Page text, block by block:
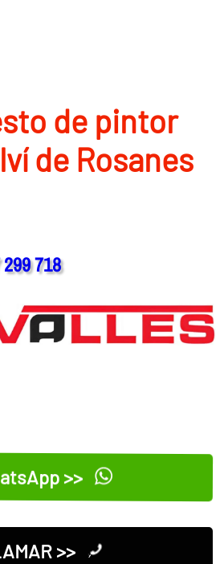
de pintor
de Rosanes
718
>>
>>